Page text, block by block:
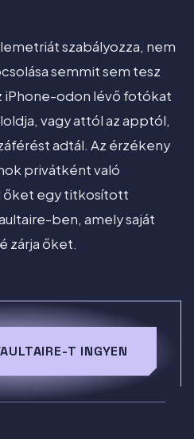
szabályozza, nem
semmit sem tesz
iPhone-odon lévő fotókat
vagy attól az apptól,
adtál. Az érzékeny
privátként való
őket egy titkosított
ben, amely saját
zárja őket.
T INGYEN